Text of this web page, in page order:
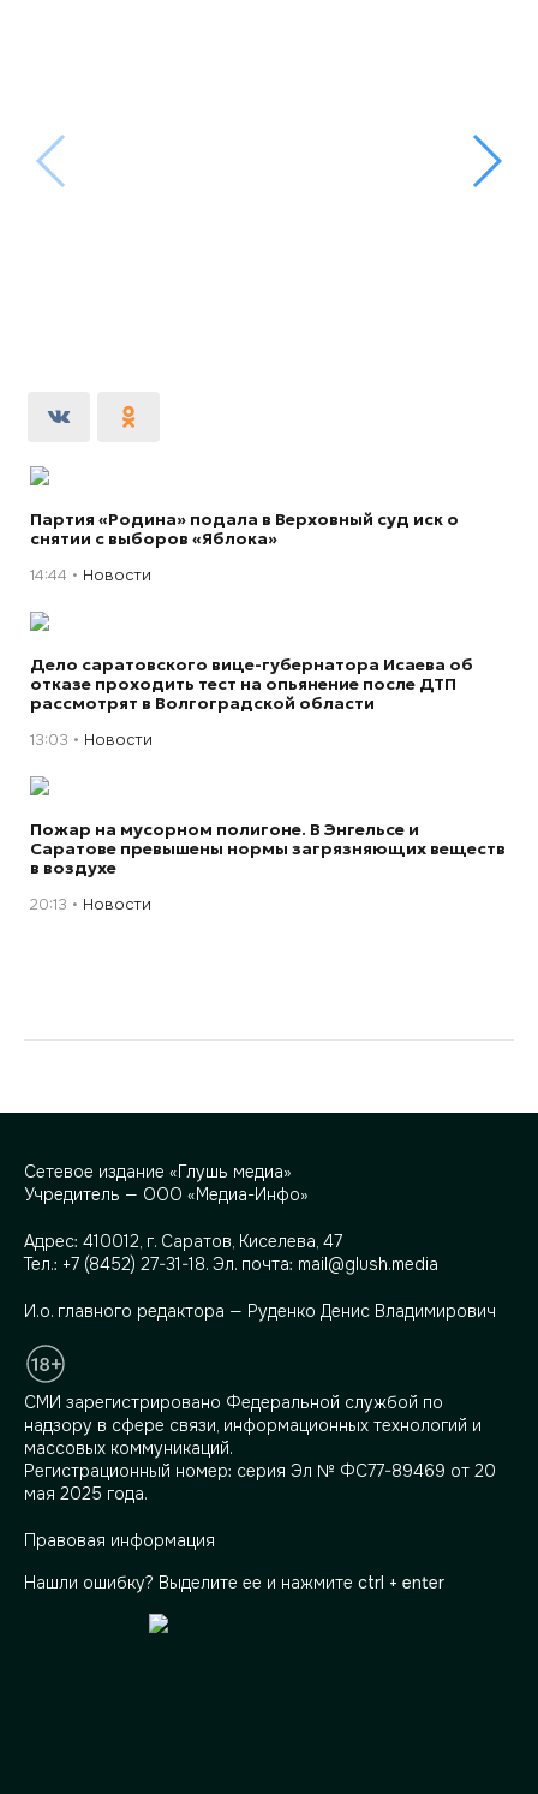
Партия «Родина» подала в Верховный суд иск о
снятии с выборов «Яблока»
14:44 Новости
Дело саратовского вице-губернатора Исаева об
отказе проходить тест на опьянение после ДТП
рассмотрят в Волгоградской области
13:03 Новости
Пожар на мусорном полигоне. В Энгельсе и
Саратове превышены нормы загрязняющих веществ
в воздухе
20:13 Новости
Сетевое издание «Глушь медиа»
Учредитель — ООО «Медиа-Инфо»
Адрес: 410012, г. Саратов, Киселева, 47
Тел.: +7 (8452) 27-31-18. Эл. почта: mail@glush.media
И.о. главного редактора — Руденко Денис Владимирович
СМИ зарегистрировано Федеральной службой по
надзору в сфере связи, информационных технологий и
массовых коммуникаций.
Регистрационный номер: серия Эл № ФС77-89469 от 20
мая 2025 года.
Правовая информация
Нашли ошибку? Выделите ее и нажмите ctrl + enter